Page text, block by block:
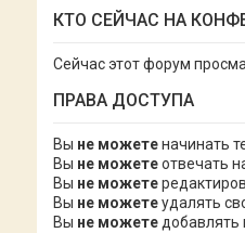
КТО СЕЙЧАС НА
Сейчас этот форум
ПРАВА ДОСТУПА
Вы не можетеначинать
Вы не можетеотвечать
Вы не можете
Вы не можетеудалять
Вы не можетедобавлять